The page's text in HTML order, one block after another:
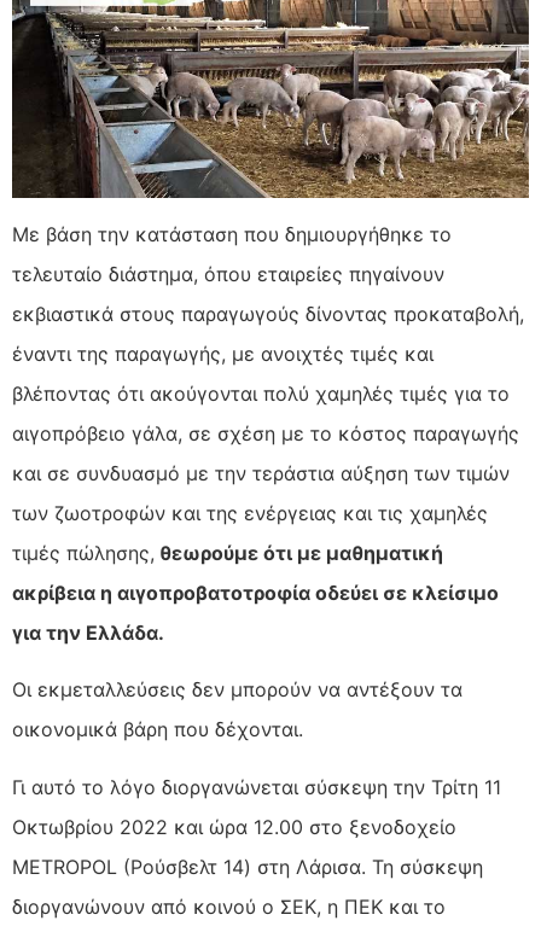
Με βάση την κατάσταση που δημιουργήθηκε το
τελευταίο διάστημα, όπου εταιρείες πηγαίνουν
εκβιαστικά στους παραγωγούς δίνοντας προκαταβολή,
έναντι της παραγωγής, με ανοιχτές τιμές και
βλέποντας ότι ακούγονται πολύ χαμηλές τιμές για το
αιγοπρόβειο γάλα, σε σχέση με το κόστος παραγωγής
και σε συνδυασμό με την τεράστια αύξηση των τιμών
των ζωοτροφών και της ενέργειας και τις χαμηλές
τιμές πώλησης, θεωρούμε ότι με μαθηματική
ακρίβεια η αιγοπροβατοτροφία οδεύει σε κλείσιμο
για την Ελλάδα.
Οι εκμεταλλεύσεις δεν μπορούν να αντέξουν τα
οικονομικά βάρη που δέχονται.
Γι αυτό το λόγο διοργανώνεται σύσκεψη την Τρίτη 11
Οκτωβρίου 2022 και ώρα 12.00 στο ξενοδοχείο
ΜΕTROPOL (Ρούσβελτ 14) στη Λάρισα. Τη σύσκεψη
διοργανώνουν από κοινού ο ΣΕΚ, η ΠΕΚ και το